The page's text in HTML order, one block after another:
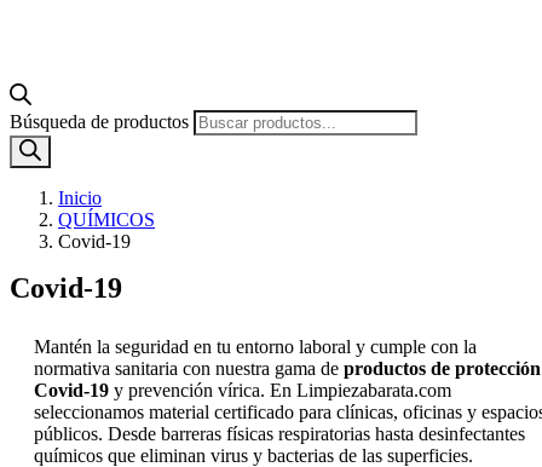
Búsqueda de productos
Inicio
QUÍMICOS
Covid-19
Covid-19
Mantén la seguridad en tu entorno laboral y cumple con la
normativa sanitaria con nuestra gama de productos de protección
Covid-19 y prevención vírica. En Limpiezabarata.com
seleccionamos material certificado para clínicas, oficinas y
públicos. Desde barreras físicas respiratorias hasta desinfectantes
químicos que eliminan virus y bacterias de las superficies.